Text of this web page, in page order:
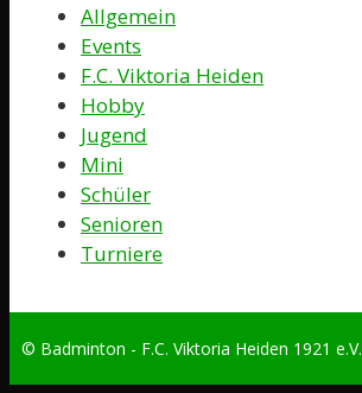
Allgemein
Events
F.C. Viktoria Heiden
Hobby
Jugend
Mini
Schüler
Senioren
Turniere
© Badminton - F.C. Viktoria Heiden 1921 e.V.